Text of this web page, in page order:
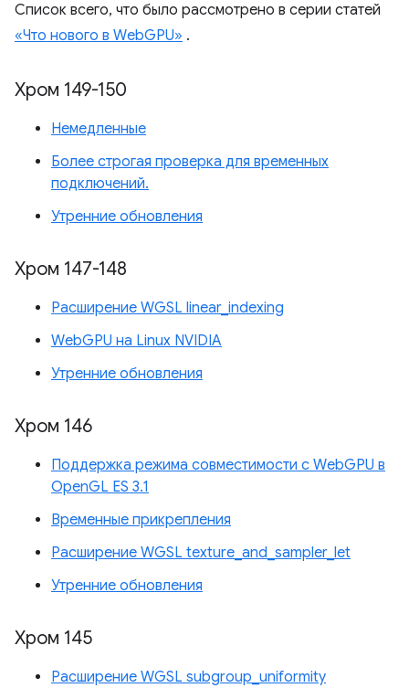
Список всего, что было рассмотрено в серии статей
«Что нового в WebGPU» .
Хром 149-150
Немедленные
Более строгая проверка для временных
подключений.
Утренние обновления
Хром 147-148
Расширение WGSL linear_indexing
WebGPU на Linux NVIDIA
Утренние обновления
Хром 146
Поддержка режима совместимости с WebGPU в
OpenGL ES 3.1
Временные прикрепления
Расширение WGSL texture_and_sampler_let
Утренние обновления
Хром 145
Расширение WGSL subgroup_uniformity